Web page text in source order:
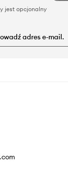
jest opcjonalny